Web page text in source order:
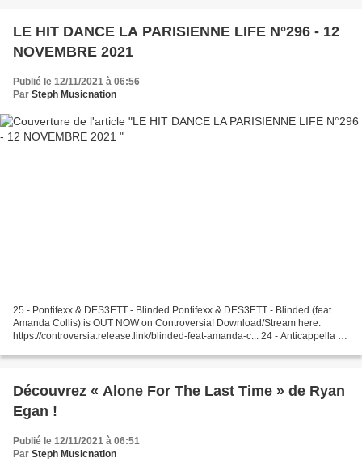
LE HIT DANCE LA PARISIENNE LIFE N°296 - 12
NOVEMBRE 2021
Publié le 12/11/2021 à 06:56
Par Steph Musicnation
25 - Pontifexx & DES3ETT - Blinded Pontifexx & DES3ETT - Blinded (feat.
Amanda Collis) is OUT NOW on Controversia! Download/Stream here:
https://controversia.release.link/blinded-feat-amanda-c... 24 - Anticappella -
Découvrez « Alone For The Last Time » de Ryan
Egan !
Publié le 12/11/2021 à 06:51
Par Steph Musicnation